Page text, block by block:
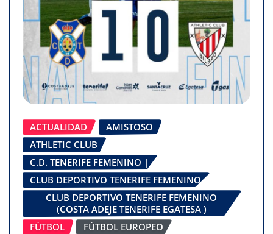
ACTUALIDAD
AMISTOSO
ATHLETIC CLUB
C.D. TENERIFE FEMENINO |
CLUB DEPORTIVO TENERIFE FEMENINO
CLUB DEPORTIVO TENERIFE FEMENINO
(COSTA ADEJE TENERIFE EGATESA )
FÚTBOL
FÚTBOL EUROPEO